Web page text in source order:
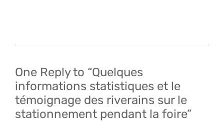
One Reply to “Quelques
informations statistiques et le
témoignage des riverains sur le
stationnement pendant la foire”